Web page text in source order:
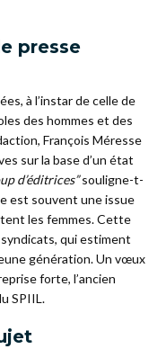
presse
à l’instar de celle de
des hommes et des
François Méresse
sur la base d’un état
d’éditrices”souligne-t-
est souvent une issue
les femmes. Cette
syndicats, qui estiment
génération. Un vœux
forte, l’ancien
SPIIL.